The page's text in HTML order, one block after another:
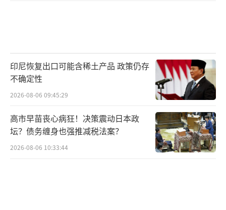
印尼恢复出口可能含稀土产品 政策仍存
不确定性
2026-08-06 09:45:29
高市早苗丧心病狂！决策震动日本政
坛？债务缠身也强推减税法案？
2026-08-06 10:33:44